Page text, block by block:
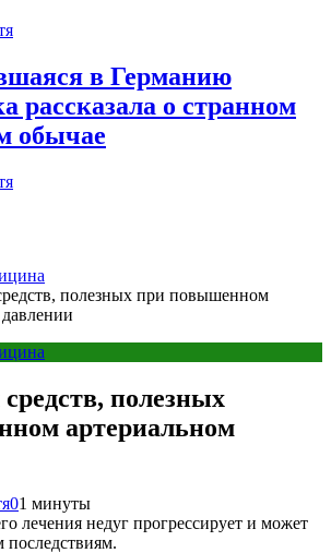
в Германию
рассказала о странном
обычае
полезных при повышенном
полезных
артериальном
01 минуты
лечения недуг прогрессирует и может